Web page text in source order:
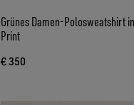
Grünes Damen-Polosweatshirt
Print
€ 350